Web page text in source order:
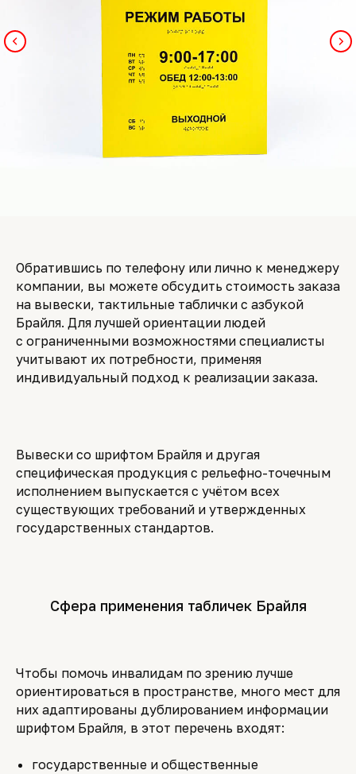
Обратившись по телефону или лично к менеджеру
компании, вы можете обсудить стоимость заказа
на вывески, тактильные таблички с азбукой
Брайля. Для лучшей ориентации людей
с ограниченными возможностями специалисты
учитывают их потребности, применяя
индивидуальный подход к реализации заказа.
Вывески со шрифтом Брайля и другая
специфическая продукция с рельефно-точечным
исполнением выпускается с учётом всех
существующих требований и утвержденных
государственных стандартов.
Сфера применения табличек Брайля
Чтобы помочь инвалидам по зрению лучше
ориентироваться в пространстве, много мест для
них адаптированы дублированием информации
шрифтом Брайля, в этот перечень входят:
государственные и общественные